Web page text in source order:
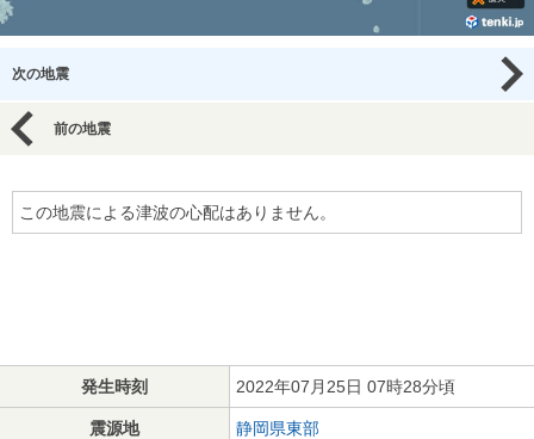
次の地震
前の地震
この地震による津波の心配はありません。
発生時刻 2022年07月25日 07時28分頃
震源地 静岡県東部